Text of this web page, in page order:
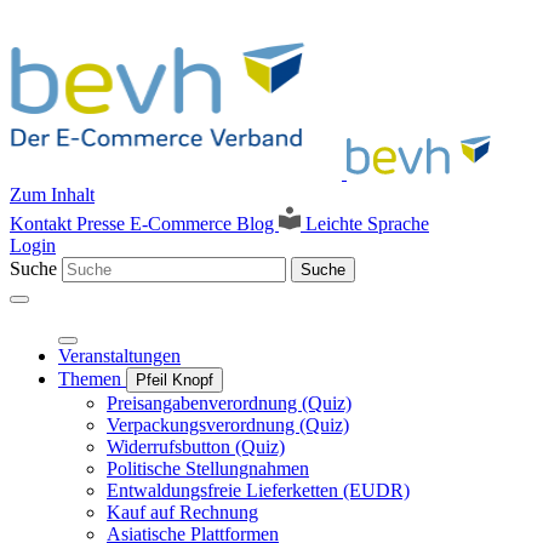
Zum Inhalt
Kontakt Presse E-Commerce Blog
Leichte Sprache
Login
Suche
Suche
Veranstaltungen
Themen
Pfeil Knopf
Preisangabenverordnung (Quiz)
Verpackungsverordnung (Quiz)
Widerrufsbutton (Quiz)
Politische Stellungnahmen
Entwaldungsfreie Lieferketten (EUDR)
Kauf auf Rechnung
Asiatische Plattformen